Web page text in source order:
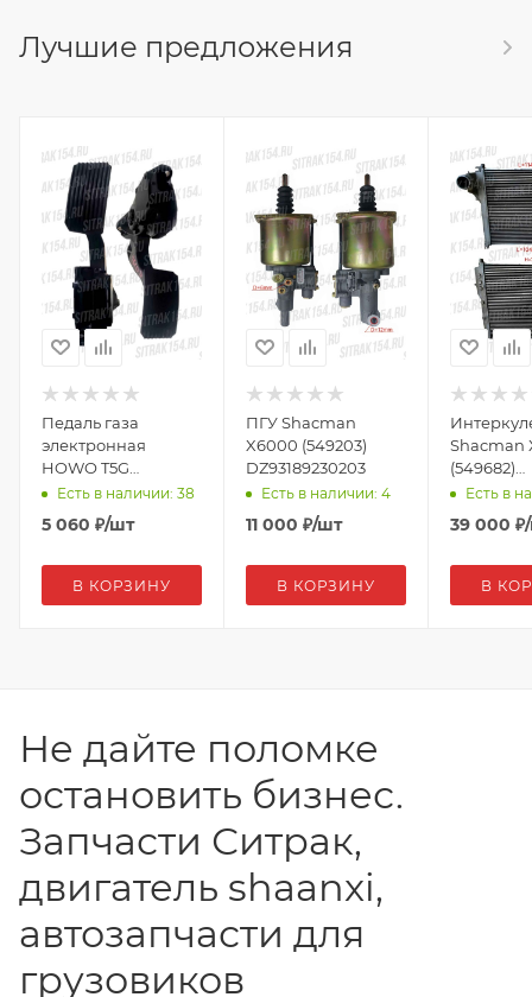
Лучшие предложения
Педаль газа
электронная
HOWO T5G
811W25970-6103
Есть в наличии: 38
5 060 ₽/шт
В КОРЗИНУ
ПГУ Shacman
X6000 (549203)
DZ93189230203
Есть в наличии: 4
11 000 ₽/шт
В КОРЗИНУ
Shacman
(549682)
Есть в
39 000 ₽
В
Не дайте поломке
остановить бизнес.
Запчасти Ситрак,
двигатель shaanxi,
автозапчасти для
грузовиков